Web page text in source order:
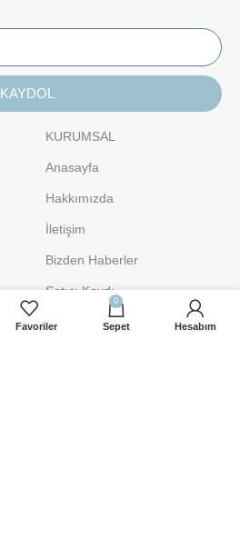
KAYDOL
KURUMSAL
Anasayfa
Hakkımızda
İletişim
Bizden Haberler
Satıcı Kaydı
Favoriler
0
Sepet Hesabım